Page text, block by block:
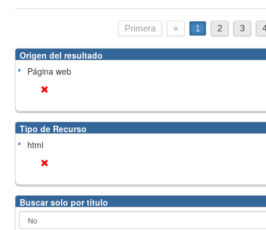
Primera « 1 2 3
Origen del resultado
Página web
Tipo de Recurso
html
Buscar solo por título